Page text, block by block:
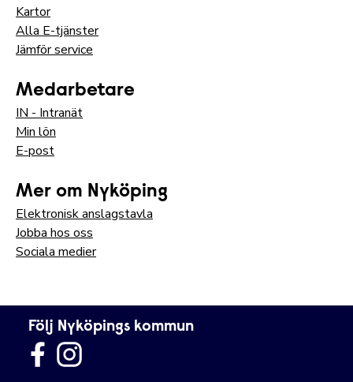
Kartor
Alla E-tjänster
Jämför service
Medarbetare
IN - Intranät
Min lön
E-post
Mer om Nyköping
Elektronisk anslagstavla
Jobba hos oss
Sociala medier
Följ Nyköpings kommun